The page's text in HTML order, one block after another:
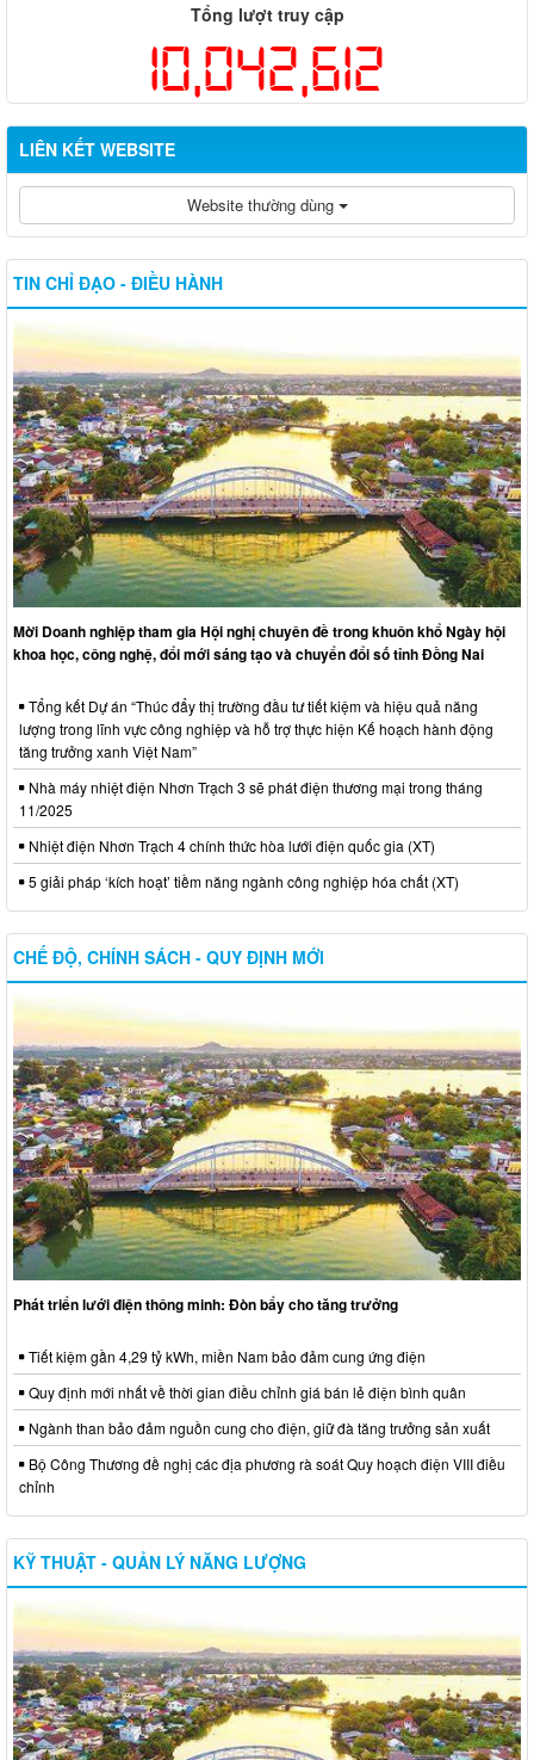
Tổng lượt truy cập
10,042,612
LIÊN KẾT WEBSITE
Website thường dùng
TIN CHỈ ĐẠO - ĐIỀU HÀNH
Mời Doanh nghiệp tham gia Hội nghị chuyên đề trong khuôn khổ Ngày hội
khoa học, công nghệ, đổi mới sáng tạo và chuyển đổi số tỉnh Đồng Nai
Tổng kết Dự án “Thúc đẩy thị trường đầu tư tiết kiệm và hiệu quả năng
lượng trong lĩnh vực công nghiệp và hỗ trợ thực hiện Kế hoạch hành động
tăng trưởng xanh Việt Nam”
Nhà máy nhiệt điện Nhơn Trạch 3 sẽ phát điện thương mại trong tháng
11/2025
Nhiệt điện Nhơn Trạch 4 chính thức hòa lưới điện quốc gia (XT)
5 giải pháp ‘kích hoạt’ tiềm năng ngành công nghiệp hóa chất (XT)
CHẾ ĐỘ, CHÍNH SÁCH - QUY ĐỊNH MỚI
Phát triển lưới điện thông minh: Đòn bẩy cho tăng trưởng
Tiết kiệm gần 4,29 tỷ kWh, miền Nam bảo đảm cung ứng điện
Quy định mới nhất về thời gian điều chỉnh giá bán lẻ điện bình quân
Ngành than bảo đảm nguồn cung cho điện, giữ đà tăng trưởng sản xuất
Bộ Công Thương đề nghị các địa phương rà soát Quy hoạch điện VIII điều
chỉnh
KỸ THUẬT - QUẢN LÝ NĂNG LƯỢNG